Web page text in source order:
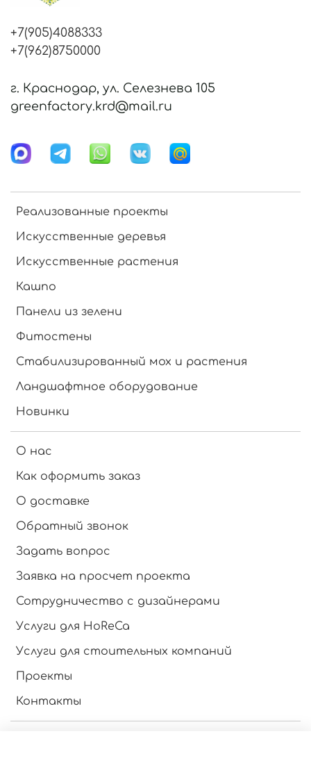
Реализованные проекты
Искусственные деревья
Искусственные растения
Кашпо
Панели из зелени
Фитостены
Стабилизированный мох и растения
Ландшафтное оборудование
Новинки
О нас
Как оформить заказ
О доставке
Обратный звонок
Задать вопрос
Заявка на просчет проекта
Сотрудничество с дизайнерами
Услуги для HoReCa
Услуги для стоительных компаний
Проекты
Контакты
+7(905)4088333
+7(962)8750000
г. Краснодар, ул. Селезнева 105
greenfactory.krd@mail.ru